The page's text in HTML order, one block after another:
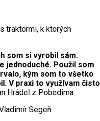
traktormi, k ktorých
som si vyrobil sám.
jednoduché. Použil som
kým som to všetko
V praxi to využívam čisto
Hrádel z Pobedima.
Segeň.